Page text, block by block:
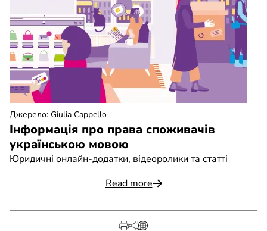
Інформація про права споживачів
українською мовою
Юридичні онлайн-додатки, відеоролики та статті
Read more
Джерело: Giulia Cappello